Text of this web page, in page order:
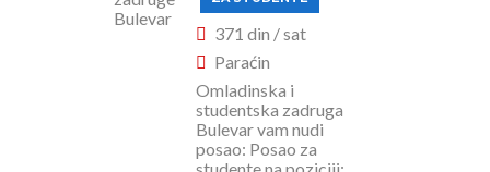
371 din / sat
Paraćin
Omladinska i
studentska zadruga
Bulevar vam nudi
posao: Posao za